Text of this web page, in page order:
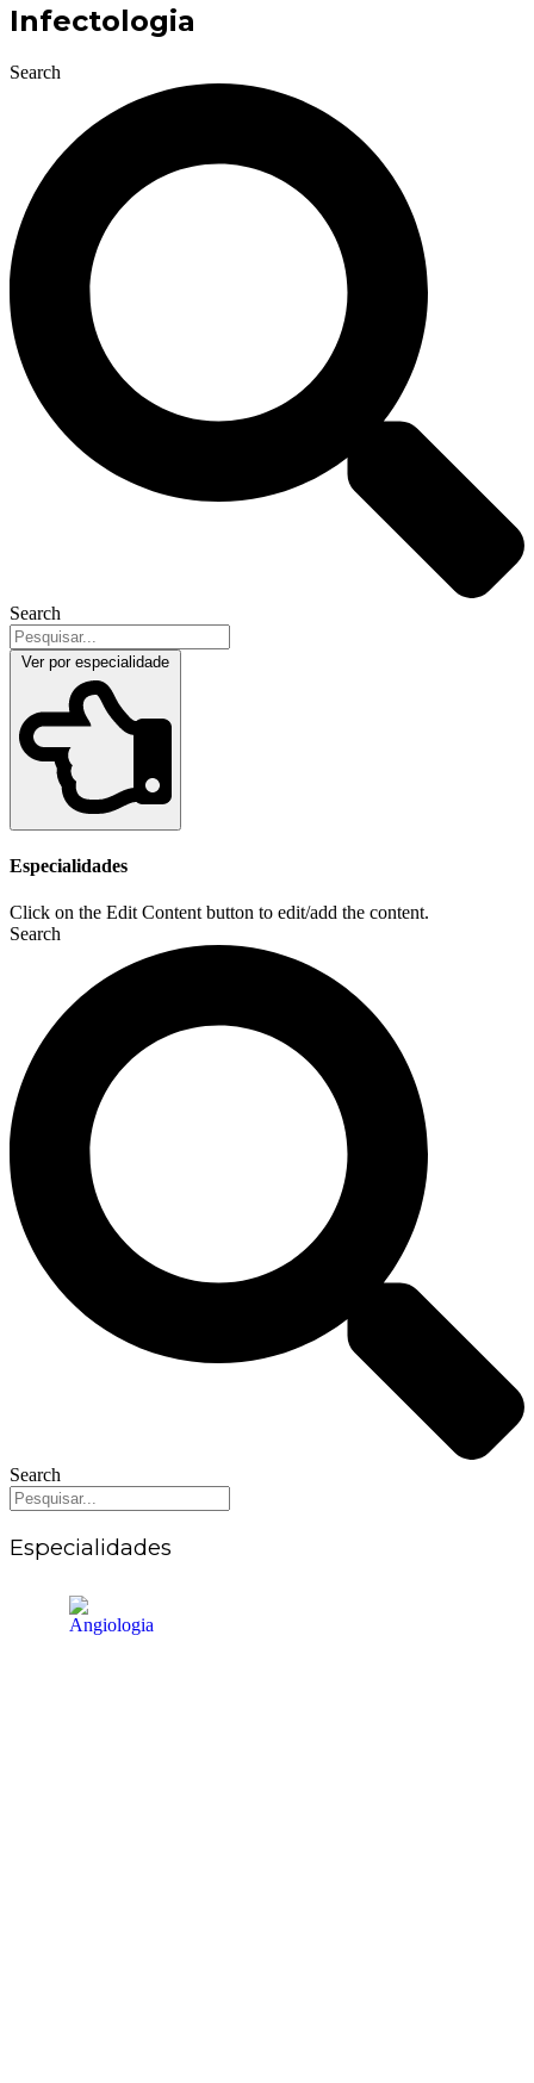
Infectologia
Search
Search
Ver por especialidade
Especialidades
Click on the Edit Content button to edit/add the content.
Search
Search
Especialidades